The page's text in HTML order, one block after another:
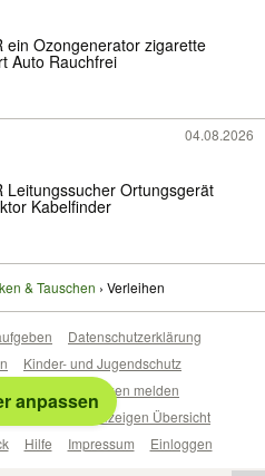
ein Ozongenerator zigarette
Auto Rauchfrei
04.08.2026
Ortungsgerät
Kabelfinder
& Tauschen Verleihen
anpassen
Datenschutzerklärung
Kinder- und Jugendschutz
Sicherheitslücken melden
Suchen
Anzeigen Übersicht
Hilfe Impressum Einloggen